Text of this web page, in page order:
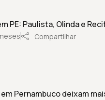
PE: Paulista, Olinda e
Compartilhar
Pernambuco deixam